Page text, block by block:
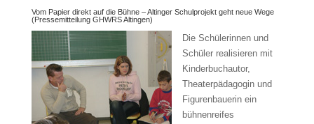
Vom Papier direkt auf die Bühne – Altinger Schulprojekt geht neue Wege
(Pressemitteilung GHWRS Altingen)
Die Schülerinnen und
Schüler realisieren mit
Kinderbuchautor,
Theaterpädagogin und
Figurenbauerin ein
bühnenreifes